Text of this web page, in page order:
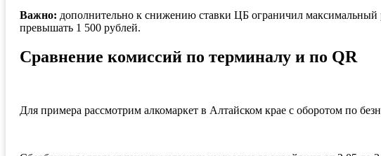
Важно: дополнительно к снижению ставки ЦБ ограничил
превышать 1 500 рублей.
Сравнение комиссий по терминалу и по QR
Для примера рассмотрим алкомаркет в Алтайском крае с оборотом по